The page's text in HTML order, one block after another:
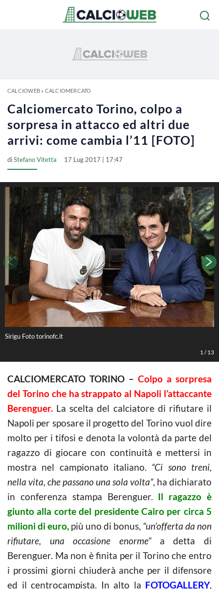
CALCIOWEB» CALCIOMERCATO
Calciomercato Torino, colpo a
sorpresa in attacco ed altri due
arrivi: come cambia l’11 [FOTO]
diStefano Vitetta 17 Lug 2017 | 17:47
Sirigu Foto torinofc.it
1 /13
CALCIOMERCATO TORINO – Colpo a sorpresa
del Torino che ha strappato al Napoli l’attaccante
Berenguer. La scelta del calciatore di rifiutare il
Napoli per sposare il progetto del Torino vuol dire
molto per i tifosi e denota la volontà da parte del
ragazzo di giocare con continuità e mettersi in
mostra nel campionato italiano. “Ci sono treni,
nella vita, che passano una sola volta”, ha dichiarato
in conferenza stampa Berenguer. Il ragazzo è
giunto alla corte del presidente Cairo per circa 5
milioni di euro, più uno di bonus, “un’offerta da non
rifiutare, una occasione enorme”a detta di
Berenguer. Ma non è finita per il Torino che entro
i prossimi giorni chiuderà anche per il difensore
ed il centrocampista. In alto la FOTOGALLERY,